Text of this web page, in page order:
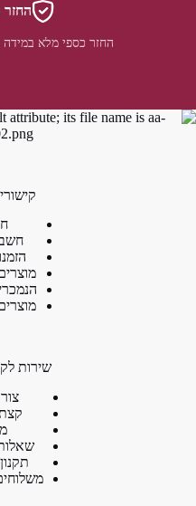
החזר
החזר כספי מלא
שירות
קצת